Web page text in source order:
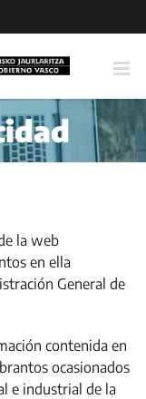
la web
en ella
General de
contenida en
ocasionados
e industrial de la